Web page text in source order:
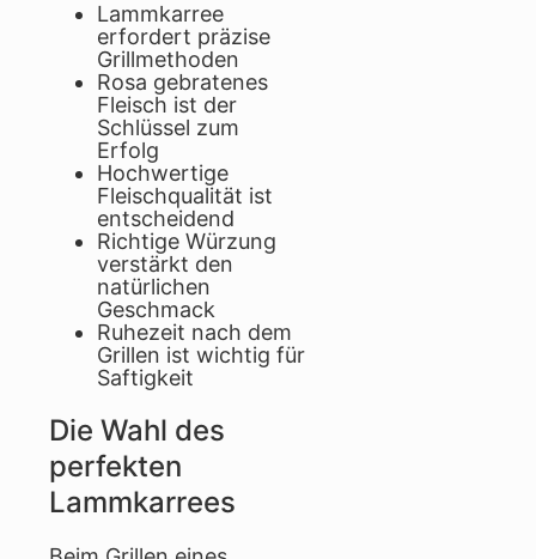
Lammkarree
erfordert präzise
Grillmethoden
Rosa gebratenes
Fleisch ist der
Schlüssel zum
Erfolg
Hochwertige
Fleischqualität ist
entscheidend
Richtige Würzung
verstärkt den
natürlichen
Geschmack
Ruhezeit nach dem
Grillen ist wichtig für
Saftigkeit
Die Wahl des
perfekten
Lammkarrees